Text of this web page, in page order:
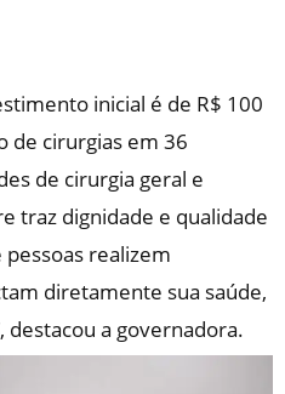
inicial é de R$ 100
de cirurgias em 36
de cirurgia geral e
traz dignidade e qualidade
realizem
diretamente sua saúde,
destacou a governadora.